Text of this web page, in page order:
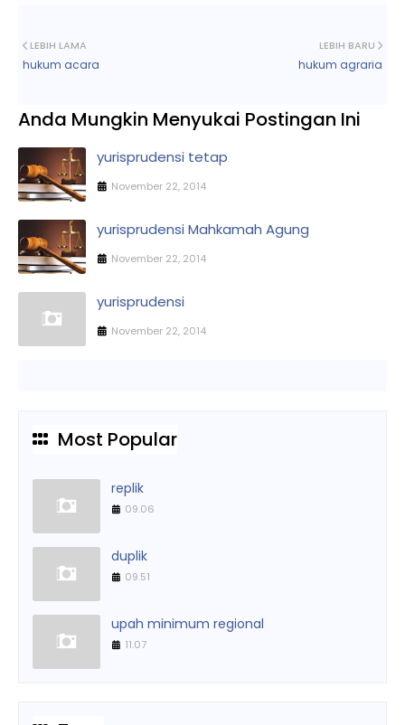
LEBIH BARU
hukum agraria
LEBIH LAMA
hukum acara
Anda Mungkin Menyukai Postingan Ini
yurisprudensi tetap
November 22, 2014
yurisprudensi Mahkamah Agung
November 22, 2014
yurisprudensi
November 22, 2014
Most Popular
replik
09.06
duplik
09.51
upah minimum regional
11.07